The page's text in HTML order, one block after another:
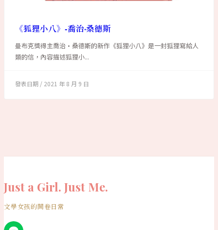
《狐狸小八》-喬治·桑德斯
曼布克獎得主喬治·桑德斯的新作《狐狸小八》是一封狐狸寫給人
類的信，內容描述狐狸小...
2021 年 8 月 9 日
Just a Girl. Just Me.
文學女孩的開卷日常